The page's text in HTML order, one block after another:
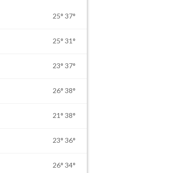
25° 37°
25° 31°
23° 37°
26° 38°
21° 38°
23° 36°
26° 34°